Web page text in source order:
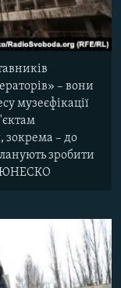
– вони
музеєфікації
зокрема – до
зробити
ЮНЕСКО